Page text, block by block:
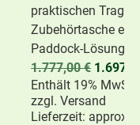
praktischen
Zubehörtasche
Paddock-Lösung.
1.777,00€
Enthält 19% MwSt.
zzgl. Versand
Lieferzeit: approx.